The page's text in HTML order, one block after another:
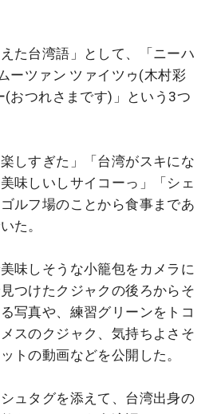
た台湾語」として、「ニーハ
ーツァン ツァイツゥ(木村彩
おつれさまです)」という3つ
しすぎた」「台湾がスキにな
味しいしサイコーっ」「シェ
ルフ場のことから食事まであ
た。
味しそうな小籠包をカメラに
つけたクジャクの後ろからそ
写真や、練習グリーンをトコ
スのクジャク、気持ちよさそ
トの動画などを公開した。
ュタグを添えて、台湾出身の